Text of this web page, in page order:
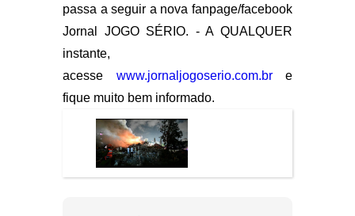
passa a seguir a nova fanpage/facebook
Jornal JOGO SÉRIO. - A QUALQUER
instante,
acesse www.jornaljogoserio.com.bre
fique muito bem informado.